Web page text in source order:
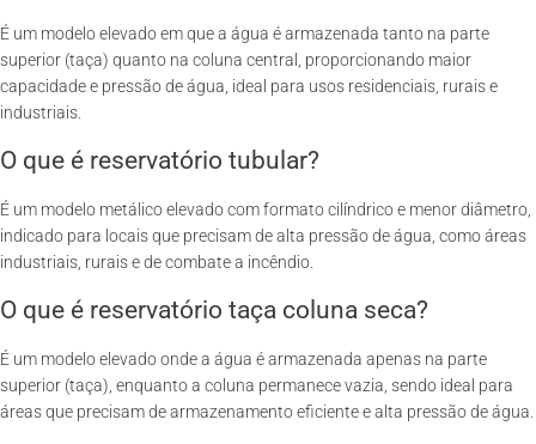
É um modelo elevado em que a água é armazenada tanto na parte
superior (taça) quanto na coluna central, proporcionando maior
capacidade e pressão de água, ideal para usos residenciais, rurais e
industriais.
O que é reservatório tubular?
É um modelo metálico elevado com formato cilíndrico e menor diâmetro,
indicado para locais que precisam de alta pressão de água, como áreas
industriais, rurais e de combate a incêndio.
O que é reservatório taça coluna seca?
É um modelo elevado onde a água é armazenada apenas na parte
superior (taça), enquanto a coluna permanece vazia, sendo ideal para
áreas que precisam de armazenamento eficiente e alta pressão de água.